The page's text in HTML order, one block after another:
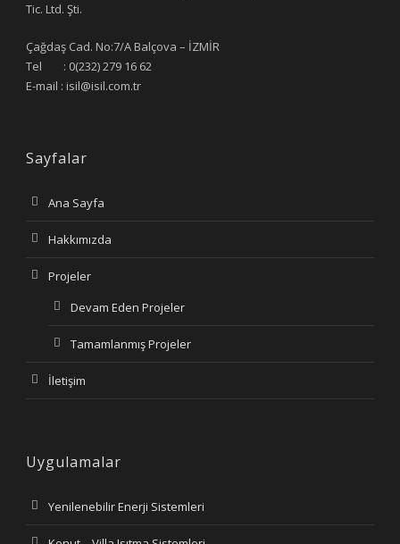
Tic. Ltd. Şti.
Çağdaş Cad. No:7/A Balçova – İZMİR
Tel : 0(232) 279 16 62
E-mail : isil@isil.com.tr
Sayfalar
Ana Sayfa
Hakkımızda
Projeler
Devam Eden Projeler
Tamamlanmış Projeler
İletişim
Uygulamalar
Yenilenebilir Enerji Sistemleri